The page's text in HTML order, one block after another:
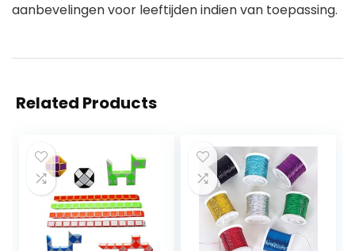
aanbevelingen voor leeftijden indien van toepassing.
Related Products